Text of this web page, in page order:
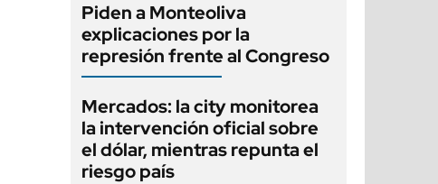
Piden a Monteoliva
explicaciones por la
represión frente al Congreso
Mercados: la city monitorea
la intervención oficial sobre
el dólar, mientras repunta el
riesgo país